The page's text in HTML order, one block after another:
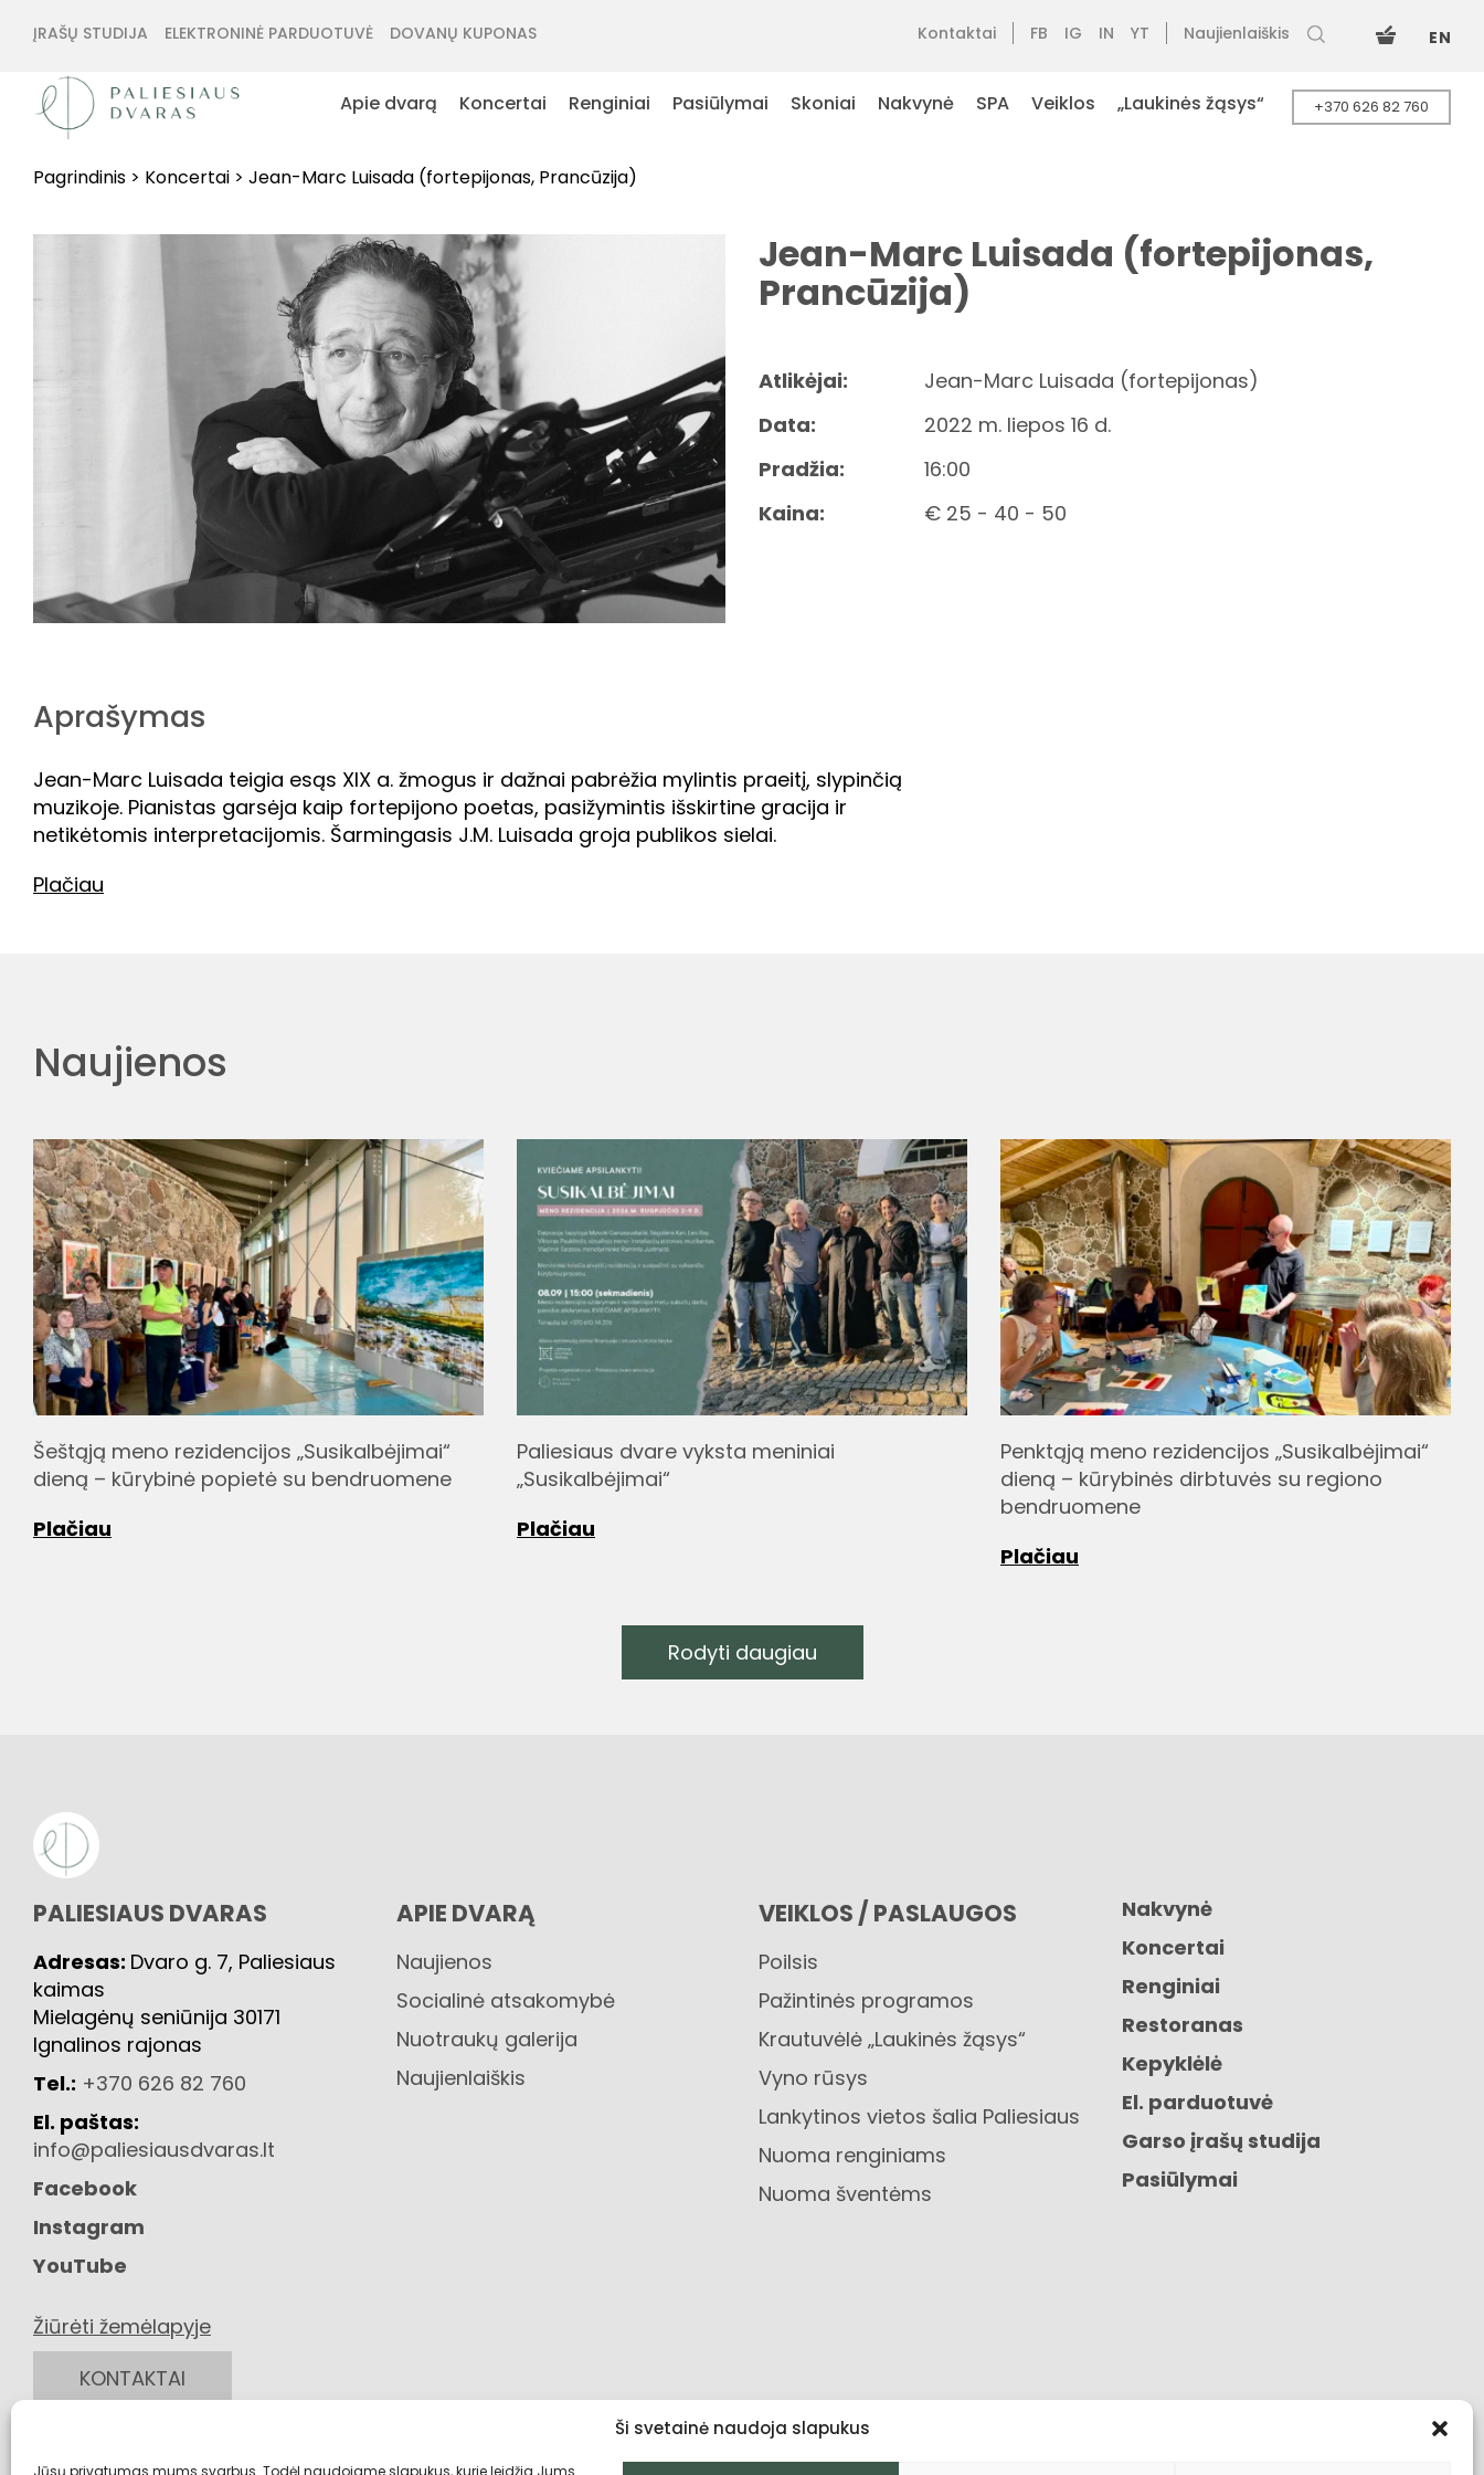
Ši svetainė naudoja slapukus
Jūsų privatumas mums svarbus. Todėl naudojame slapukus, kurie leidžia Jums
ĮRAŠŲ STUDIJA ELEKTRONINĖ PARDUOTUVĖ DOVANŲ KUPONAS Kontaktai FB IG IN YT Naujienlaiškis EN
Apie dvarą Koncertai Renginiai Pasiūlymai Skoniai Nakvynė SPA Veiklos „Laukinės žąsys“ +370 626 82 760
Pagrindinis > Koncertai > Jean-Marc Luisada (fortepijonas, Prancūzija)
Jean-Marc Luisada (fortepijonas,
Prancūzija)
Atlikėjai:
Jean-Marc Luisada (fortepijonas)
Data:
2022 m. liepos 16 d.
Pradžia:
16:00
Kaina:
€ 25 - 40 - 50
Aprašymas
Jean-Marc Luisada teigia esąs XIX a. žmogus ir dažnai pabrėžia mylintis praeitį, slypinčią
muzikoje. Pianistas garsėja kaip fortepijono poetas, pasižymintis išskirtine gracija ir
netikėtomis interpretacijomis. Šarmingasis J.M. Luisada groja publikos sielai.
Plačiau
Naujienos
Šeštąją meno rezidencijos „Susikalbėjimai“
dieną – kūrybinė popietė su bendruomene
Plačiau
Paliesiaus dvare vyksta meniniai
„Susikalbėjimai“
Plačiau
Penktąją meno rezidencijos „Susikalbėjimai“
dieną – kūrybinės dirbtuvės su regiono
bendruomene
Plačiau
Rodyti daugiau
PALIESIAUS DVARAS
Adresas: Dvaro g. 7, Paliesiaus
kaimas
Mielagėnų seniūnija 30171
Ignalinos rajonas
Tel.: +370 626 82 760
El. paštas:
info@paliesiausdvaras.lt
Facebook
Instagram
YouTube
Žiūrėti žemėlapyje
KONTAKTAI
APIE DVARĄ
Naujienos
Socialinė atsakomybė
Nuotraukų galerija
Naujienlaiškis
VEIKLOS / PASLAUGOS
Poilsis
Pažintinės programos
Krautuvėlė „Laukinės žąsys“
Vyno rūsys
Lankytinos vietos šalia Paliesiaus
Nuoma renginiams
Nuoma šventėms
Nakvynė
Koncertai
Renginiai
Restoranas
Kepyklėlė
El. parduotuvė
Garso įrašų studija
Pasiūlymai